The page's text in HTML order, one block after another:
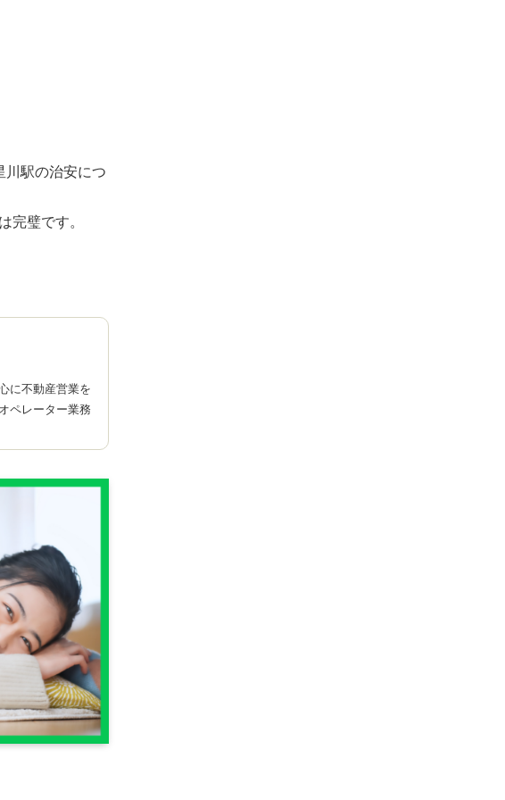
川駅の治安につ
完璧です。
に不動産営業を
ペレーター業務